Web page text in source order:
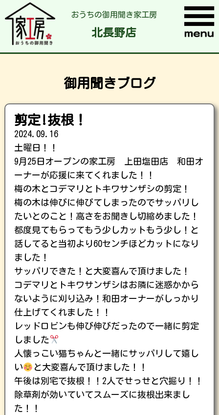
おうちの御用聞き家工房
北長野店
御用聞きブログ
剪定!抜根！
2024.09.16
土曜日！！
9月25日オープンの家工房 上田塩田店 和田オ
ーナーが応援に来てくれました！！
梅の木とコデマリとトキワサンザシの剪定！
梅の木は伸びに伸びてしまったのでサッパリし
たいとのこと！高さをお聞きし切縮めました！
都度見てもらってもう少しカットもう少し！と
話してると当初より60センチほどカットになり
ました！
サッパリできた！と大変喜んで頂けました！
コデマリとトキワサンザシはお隣に迷惑かから
ないように刈り込み！和田オーナーがしっかり
仕上げてくれました！！
レッドロビンも伸び伸びだったので一緒に剪定
しました
人懐っこい猫ちゃんと一緒にサッパリして嬉し
い
と大変喜んで頂けました！！
午後は別宅で抜根！！2人でせっせと穴掘り！！
除草剤が効いていてスムーズに抜根出来まし
た！！